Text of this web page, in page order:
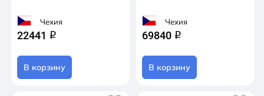
Чехия
22441 q
В корзину
Чехия
69840 q
В корзину